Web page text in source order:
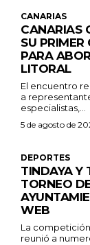
CANARIAS
CANARIAS
SU PRIMER
PARA
LITORAL
El encuentro
a
especialistas,...
5 de agosto de
DEPORTES
TINDAYA Y
TORNEO
WEB
La
reunió a